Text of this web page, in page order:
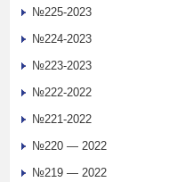
№225-2023
№224-2023
№223-2023
№222-2022
№221-2022
№220 — 2022
№219 — 2022